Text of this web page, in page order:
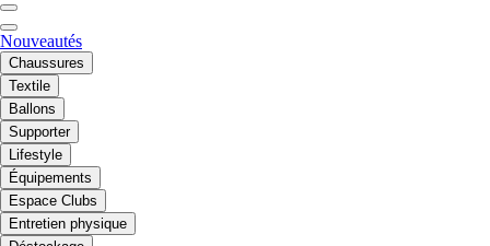
Nouveautés
Chaussures
Textile
Ballons
Supporter
Lifestyle
Équipements
Espace Clubs
Entretien physique